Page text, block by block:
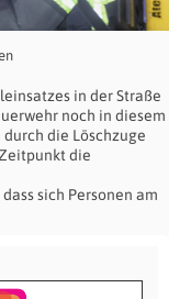
in der Straße
noch in diesem
die Löschzuge
die
sich Personen am